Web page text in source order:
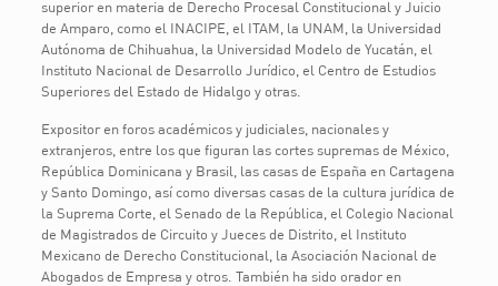
superior en materia de Derecho Procesal Constitucional y Juicio
de Amparo, como el INACIPE, el ITAM, la UNAM, la Universidad
Autónoma de Chihuahua, la Universidad Modelo de Yucatán, el
Instituto Nacional de Desarrollo Jurídico, el Centro de Estudios
Superiores del Estado de Hidalgo y otras.
Expositor en foros académicos y judiciales, nacionales y
extranjeros, entre los que figuran las cortes supremas de México,
República Dominicana y Brasil, las casas de España en Cartagena
y Santo Domingo, así como diversas casas de la cultura jurídica de
la Suprema Corte, el Senado de la República, el Colegio Nacional
de Magistrados de Circuito y Jueces de Distrito, el Instituto
Mexicano de Derecho Constitucional, la Asociación Nacional de
Abogados de Empresa y otros. También ha sido orador en